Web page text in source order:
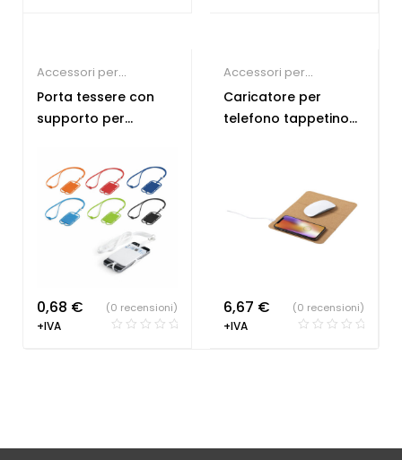
Accessori per
Smartphone,Gadget
economici
Porta tessere con
supporto per
0,68 €
+IVA
(0 recensioni)
Accessori per
Smartphone ,Gadget di
Tendenza ,Tecnologia
Caricatore per
telefono tappetino
6,67 €
+IVA
(0 recensioni)